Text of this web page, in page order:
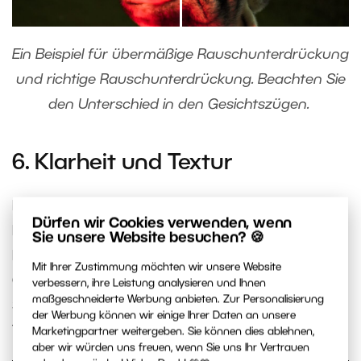
Dürfen wir Cookies verwenden, wenn
Sie unsere Website besuchen? 🍪
Mit Ihrer Zustimmung möchten wir unsere Website
verbessern, ihre Leistung analysieren und Ihnen
maßgeschneiderte Werbung anbieten. Zur Personalisierung
der Werbung können wir einige Ihrer Daten an unsere
Marketingpartner weitergeben. Sie können dies ablehnen,
aber wir würden uns freuen, wenn Sie uns Ihr Vertrauen
Ein Beispiel für übermäßige Rauschunterdrückung
und richtige Rauschunterdrückung. Beachten Sie
den Unterschied in den Gesichtszügen.
6. Klarheit und Textur
können, ist, dieKlarheitundTexturzu übertreiben.
Gesichtszüge werden schärfer, als sie sein sollten.
Seien Sie alsoimmer vorsichtigbei Klarheit und
Textur.